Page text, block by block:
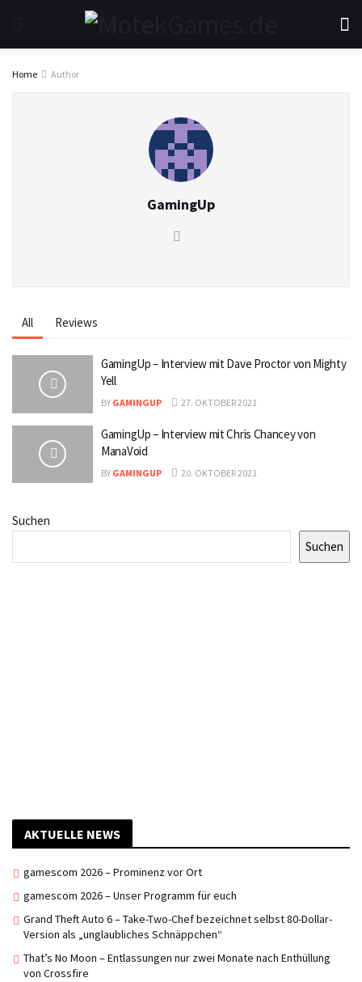
Home Author
GamingUp
All Reviews
GamingUp – Interview mit Dave Proctor von Mighty
Yell
BY GAMINGUP 27. OKTOBER 2021
GamingUp – Interview mit Chris Chancey von
ManaVoid
BY GAMINGUP 20. OKTOBER 2021
Suchen
Suchen
AKTUELLE NEWS
gamescom 2026 – Prominenz vor Ort
gamescom 2026 – Unser Programm für euch
Grand Theft Auto 6 – Take-Two-Chef bezeichnet selbst 80-Dollar-
Version als „unglaubliches Schnäppchen“
That’s No Moon – Entlassungen nur zwei Monate nach Enthüllung
von Crossfire